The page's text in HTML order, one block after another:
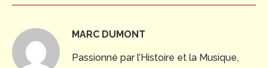
MARC DUMONT
Passionné par l’Histoire et la Musique,